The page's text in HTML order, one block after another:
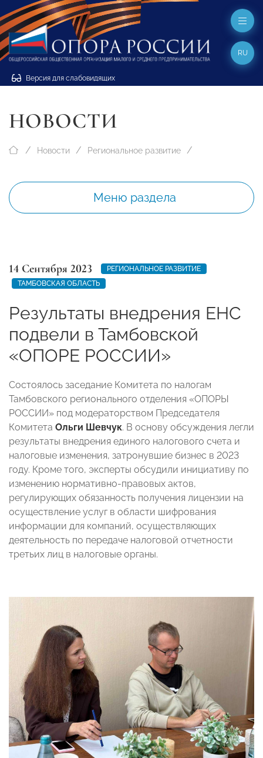
Версия для слабовидящих
RU
НОВОСТИ
Новости Региональное развитие
Меню раздела
14 Сентября 2023
РЕГИОНАЛЬНОЕ РАЗВИТИЕ
ТАМБОВСКАЯ ОБЛАСТЬ
Результаты внедрения ЕНС
подвели в Тамбовской
«ОПОРЕ РОССИИ»
Состоялось заседание Комитета по налогам
Тамбовского регионального отделения «ОПОРЫ
РОССИИ» под модераторством Председателя
Комитета Ольги Шевчук. В основу обсуждения легли
результаты внедрения единого налогового счета и
налоговые изменения, затронувшие бизнес в 2023
году. Кроме того, эксперты обсудили инициативу по
изменению нормативно-правовых актов,
регулирующих обязанность получения лицензии на
осуществление услуг в области шифрования
информации для компаний, осуществляющих
деятельность по передаче налоговой отчетности
третьих лиц в налоговые органы.